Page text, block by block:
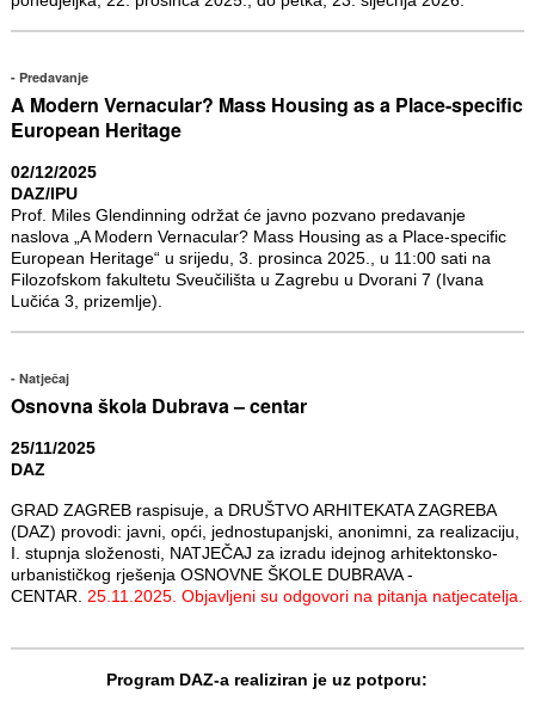
Predavanje
A Modern Vernacular? Mass Housing as a Place-specific
European Heritage
02/12/2025
DAZ/IPU
Prof. Miles Glendinning održat će javno pozvano predavanje
naslova „A Modern Vernacular? Mass Housing as a Place-specific
European Heritage“ u srijedu, 3. prosinca 2025., u 11:00 sati na
Filozofskom fakultetu Sveučilišta u Zagrebu u Dvorani 7 (Ivana
Lučića 3, prizemlje).
Natječaj
Osnovna škola Dubrava – centar
25/11/2025
DAZ
GRAD ZAGREB raspisuje, a DRUŠTVO ARHITEKATA ZAGREBA
(DAZ) provodi: javni, opći, jednostupanjski, anonimni, za realizaciju,
I. stupnja složenosti, NATJEČAJ za izradu idejnog arhitektonsko-
urbanističkog rješenja OSNOVNE ŠKOLE DUBRAVA -
CENTAR. 25.11.2025. Objavljeni su odgovori na pitanja natjecatelja.
Program DAZ-a realiziran je uz potporu: